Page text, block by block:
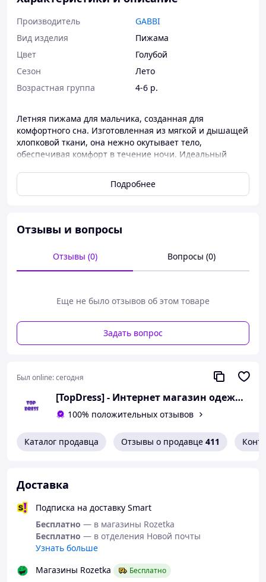
Производитель
GABBI
Вид изделия
Пижама
Цвет
Голубой
Сезон
Лето
Возрастная группа
4-6 р.
Летняя пижама для мальчика, созданная для
комфортного сна. Изготовленная из мягкой и дышащей
хлопковой ткани, она нежно окутывает тело,
обеспечивая комфорт в течение ночи. Идеальный
кулир. Состав: хлопок 100%Размер 104: Длина от плеча
до низа - 43 см, Ширина по линии груди - 29 см, Длина
Размер 110: Длина от плеча до низа - 45 см, Ширина по
линии груди - 30 см, Длина рукава от плеча - 12 см,
см, Шаговый шов - 14 см. Размер 116: Длина от плеча
до низа - 47 см, Ширина по линии груди - 31 см, Длина
Ширина по бедрам - 33 см, Шаговый шов - 14 см.
Подробнее
Отзывы и вопросы
Отзывы (0) Вопросы (0)
Еще не было отзывов об этом товаре
Задать вопрос
Был online:сегодня
[TopDress] - Интернет магазин одежды для семьи 💖
100% положительных отзывов
Каталог продавца Отзывы о продавце 411
Доставка
Подписка на доставку Smart
Бесплатно — в магазины Rozetka
Бесплатно — в отделения Новой почты
Узнать больше
Магазины Rozetka
Бесплатно